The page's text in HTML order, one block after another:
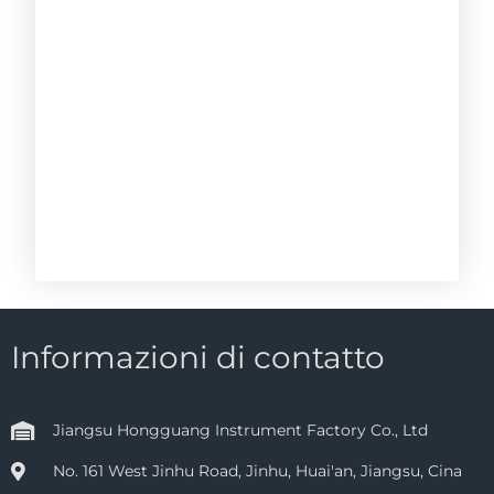
Informazioni di contatto
Jiangsu Hongguang Instrument Factory Co., Ltd
No. 161 West Jinhu Road, Jinhu, Huai'an, Jiangsu, Cina